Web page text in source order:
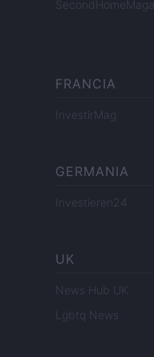
FRANCIA
InvestirMag
GERMANIA
Investieren24
UK
News Hub UK
Lgbtq News